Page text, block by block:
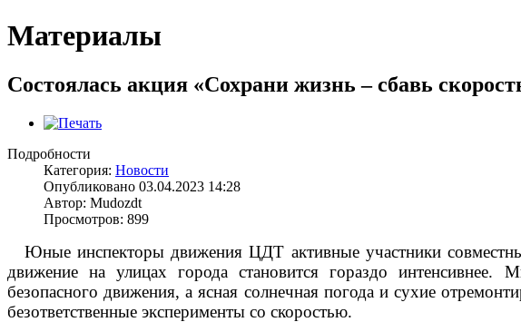
Материалы
Состоялась акция «Сохрани жизнь – сбавь
Подробности
Категория: Новости
Опубликовано 03.04.2023 14:28
Автор: Mudozdt
Просмотров: 899
Юные инспекторы движения ЦДТ активные участники
движение на улицах города становится гораздо интенсивнее.
безопасного движения, а ясная солнечная погода и сухие
безответственные эксперименты со скоростью.